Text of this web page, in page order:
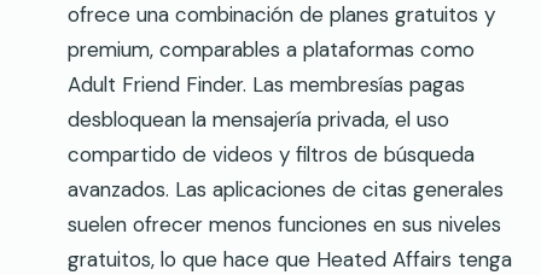
ofrece una combinación de planes gratuitos y
premium, comparables a plataformas como
Adult Friend Finder. Las membresías pagas
desbloquean la mensajería privada, el uso
compartido de videos y filtros de búsqueda
avanzados. Las aplicaciones de citas generales
suelen ofrecer menos funciones en sus niveles
gratuitos, lo que hace que Heated Affairs tenga